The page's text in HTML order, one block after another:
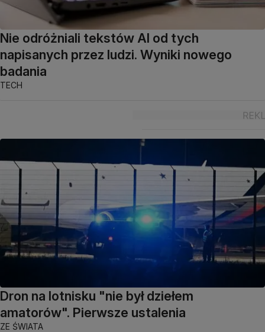
Nie odróżniali tekstów AI od tych
napisanych przez ludzi. Wyniki nowego
badania
TECH
Dron na lotnisku "nie był dziełem
amatorów". Pierwsze ustalenia
ZE ŚWIATA